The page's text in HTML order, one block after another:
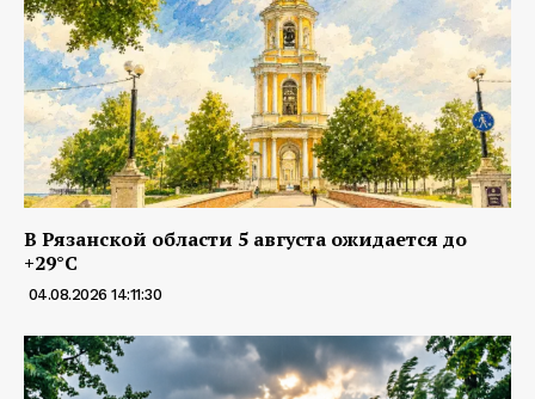
В Рязанской области 5 августа ожидается до
+29°С
04.08.2026 14:11:30